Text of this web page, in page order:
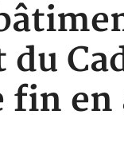
fin en